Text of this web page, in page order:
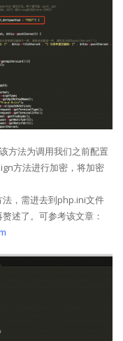
方法为调用我们之前配置
方法进行加密，将加密
，需进去到php.ini文件
述了。可参考该文章：